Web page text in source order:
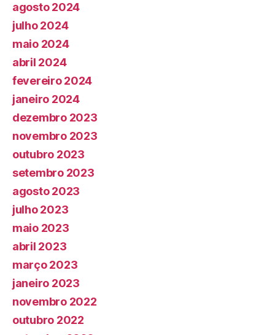
agosto 2024
julho 2024
maio 2024
abril 2024
fevereiro 2024
janeiro 2024
dezembro 2023
novembro 2023
outubro 2023
setembro 2023
agosto 2023
julho 2023
maio 2023
abril 2023
março 2023
janeiro 2023
novembro 2022
outubro 2022